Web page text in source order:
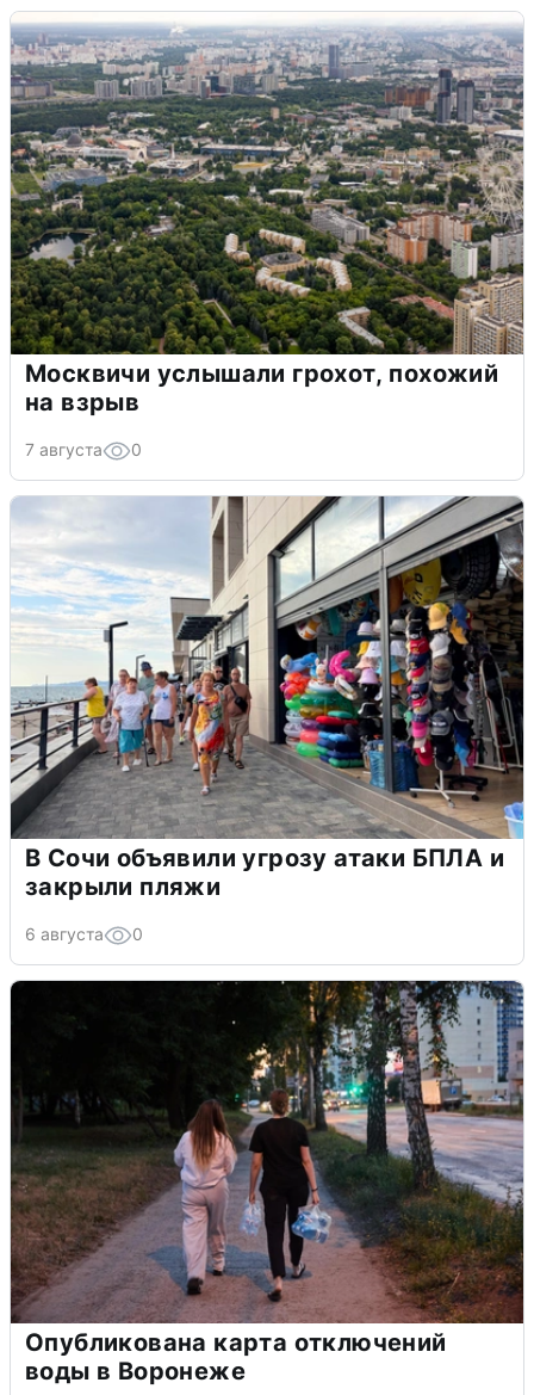
Москвичи услышали грохот, похожий
на взрыв
7 августа 0
В Сочи объявили угрозу атаки БПЛА и
закрыли пляжи
6 августа 0
Опубликована карта отключений
воды в Воронеже